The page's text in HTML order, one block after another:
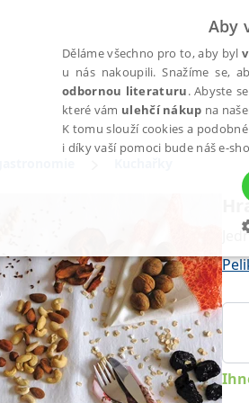
Aby
Děláme všechno pro to, aby byl
u nás nakoupili. Snažíme se,
odbornou literaturu. Abyste se
které vám ulehčí nákup na
K tomu slouží cookies a
i díky vaší pomoci bude náš e-
NEZBYTNÉ ANALYTICKÉ
Nezbytné Analytické
základní funkce webových stránek, jako je